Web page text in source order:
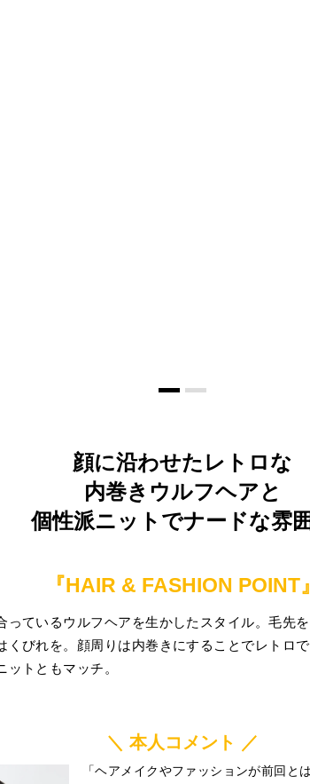
顔に沿わせたレトロな
内巻きウルフヘアと
個性派ニットでナードな雰
『HAIR & FASHION POINT』
っているウルフヘアを生かしたスタイル。毛先
くびれを。顔周りは内巻きにすることでレトロ
トともマッチ。
＼ 本人コメント ／
「ヘアメイクやファッションが前回と